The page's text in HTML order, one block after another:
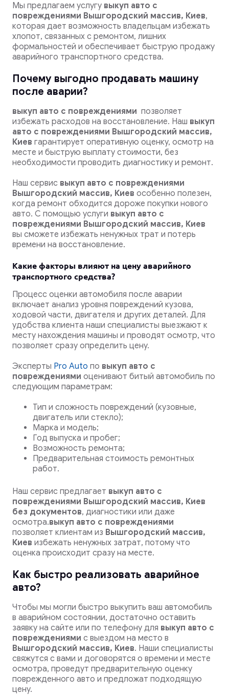
Мы предлагаем услугу выкуп авто с
повреждениями Вышгородский массив, Киев,
которая дает возможность владельцам избежать
хлопот, связанных с ремонтом, лишних
формальностей и обеспечивает быструю продажу
аварийного транспортного средства.
Почему выгодно продавать машину
после аварии?
выкуп авто с повреждениями позволяет
избежать расходов на восстановление. Наш выкуп
авто с повреждениями Вышгородский массив,
Киев гарантирует оперативную оценку, осмотр на
месте и быструю выплату стоимости, без
необходимости проводить диагностику и ремонт.
Наш сервис выкуп авто с повреждениями
Вышгородский массив, Киев особенно полезен,
когда ремонт обходится дороже покупки нового
авто. С помощью услуги выкуп авто с
повреждениями Вышгородский массив, Киев
вы сможете избежать ненужных трат и потерь
времени на восстановление.
Какие факторы влияют на цену аварийного
транспортного средства?
Процесс оценки автомобиля после аварии
включает анализ уровня повреждений кузова,
ходовой части, двигателя и других деталей. Для
удобства клиента наши специалисты выезжают к
месту нахождения машины и проводят осмотр, что
позволяет сразу определить цену.
Эксперты Pro Auto по выкуп авто с
повреждениямиоценивают битый автомобиль по
следующим параметрам:
Тип и сложность повреждений (кузовные,
двигатель или стекло);
Марка и модель;
Год выпуска и пробег;
Возможность ремонта;
Предварительная стоимость ремонтных
работ.
Наш сервис предлагает выкуп авто с
повреждениями Вышгородский массив, Киев
без документов, диагностики или даже
осмотра.выкуп авто с повреждениями
позволяет клиентам из Вышгородский массив,
Киев избежать ненужных затрат, потому что
оценка происходит сразу на месте.
Как быстро реализовать аварийное
авто?
Чтобы мы могли быстро выкупить ваш автомобиль
в аварийном состоянии, достаточно оставить
заявку на сайте или по телефону для выкуп авто с
повреждениями с выездом на место в
Вышгородский массив, Киев. Наши специалисты
свяжутся с вами и договорятся о времени и месте
осмотра, проведут предварительную оценку
поврежденного авто и предложат подходящую
цену.